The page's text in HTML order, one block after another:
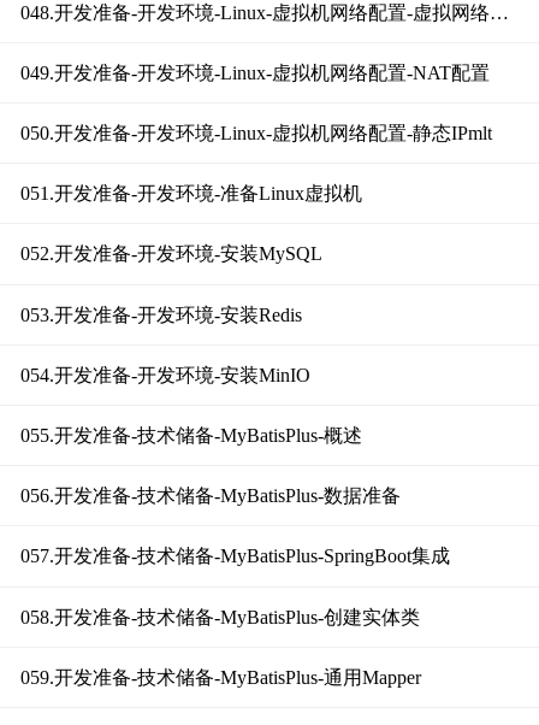
048.开发准备-开发环境-Linux-虚拟机网络配置-虚拟网络模式
049.开发准备-开发环境-Linux-虚拟机网络配置-NAT配置
050.开发准备-开发环境-Linux-虚拟机网络配置-静态IPmlt
051.开发准备-开发环境-准备Linux虚拟机
052.开发准备-开发环境-安装MySQL
053.开发准备-开发环境-安装Redis
054.开发准备-开发环境-安装MinIO
055.开发准备-技术储备-MyBatisPlus-概述
056.开发准备-技术储备-MyBatisPlus-数据准备
057.开发准备-技术储备-MyBatisPlus-SpringBoot集成
058.开发准备-技术储备-MyBatisPlus-创建实体类
059.开发准备-技术储备-MyBatisPlus-通用Mapper